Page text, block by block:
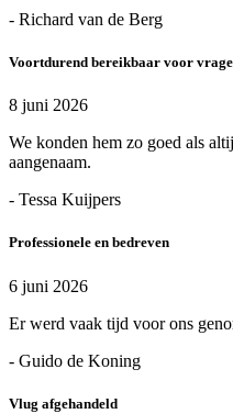
- Richard van de Berg
Voortdurend bereikbaar voor
8 juni 2026
We konden hem zo goed als
aangenaam.
- Tessa Kuijpers
Professionele en bedreven
6 juni 2026
Er werd vaak tijd voor ons
- Guido de Koning
Vlug afgehandeld